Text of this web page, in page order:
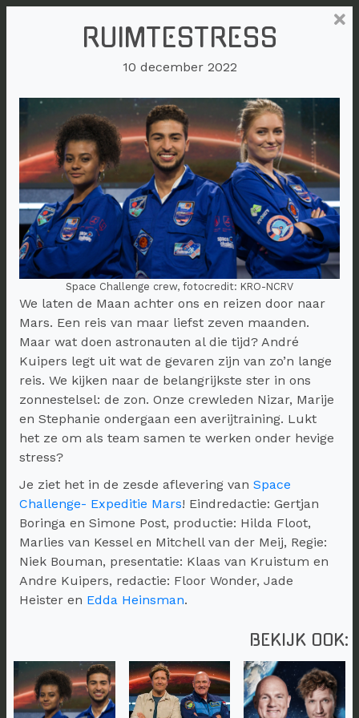
RUIMTESTRESS
10 december 2022
Space Challenge crew, fotocredit: KRO-NCRV
We laten de Maan achter ons en reizen door naar
Mars. Een reis van maar liefst zeven maanden.
Maar wat doen astronauten al die tijd? André
Kuipers legt uit wat de gevaren zijn van zo’n lange
reis. We kijken naar de belangrijkste ster in ons
zonnestelsel: de zon. Onze crewleden Nizar, Marije
en Stephanie ondergaan een averijtraining. Lukt
het ze om als team samen te werken onder hevige
stress?
Je ziet het in de zesde aflevering van Space
Challenge- Expeditie Mars! Eindredactie: Gertjan
Boringa en Simone Post, productie: Hilda Floot,
Marlies van Kessel en Mitchell van der Meij, Regie:
Niek Bouman, presentatie: Klaas van Kruistum en
Andre Kuipers, redactie: Floor Wonder, Jade
Heister en Edda Heinsman.
BEKIJK OOK: